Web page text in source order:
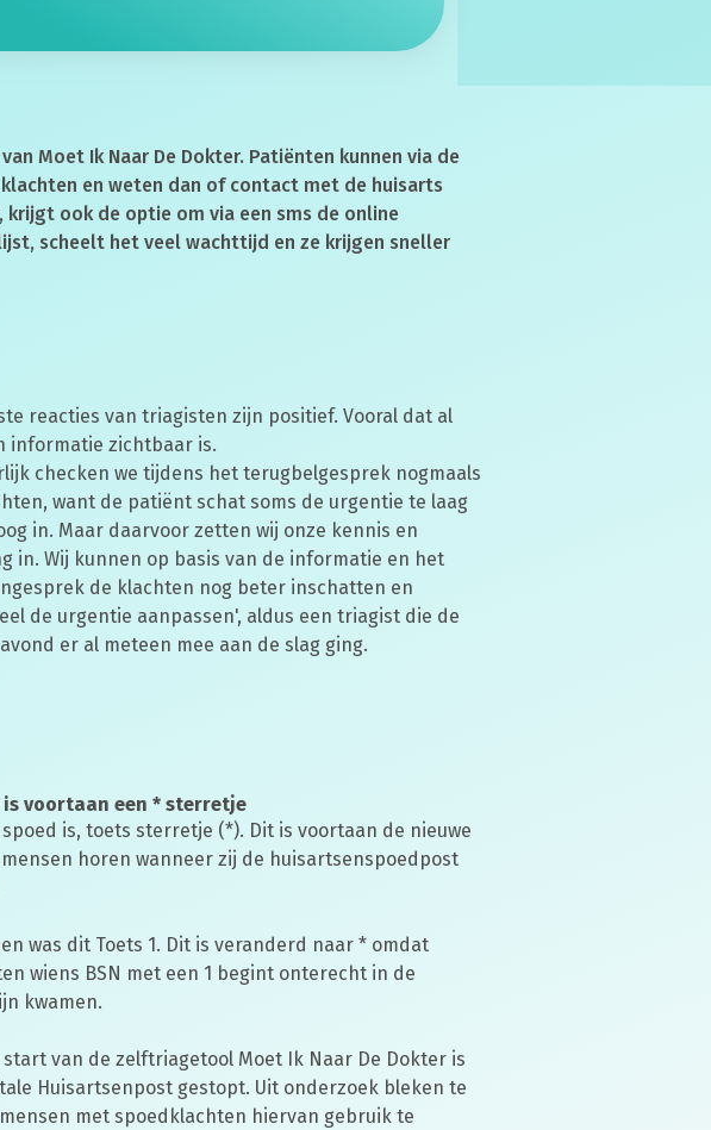
Moet Ik Naar De Dokter. Patiënten kunnen via de
en weten dan of contact met de huisarts
ook de optie om via een sms de online
scheelt het veel wachttijd en ze krijgen sneller
reacties van triagisten zijn positief. Vooral dat al
informatie zichtbaar is.
checken we tijdens het terugbelgesprek nogmaals
want de patiënt schat soms de urgentie te laag
in. Maar daarvoor zetten wij onze kennis en
in. Wij kunnen op basis van de informatie en het
de klachten nog beter inschatten en
de urgentie aanpassen', aldus een triagist die de
er al meteen mee aan de slag ging.
is voortaan een * sterretje
is, toets sterretje (*). Dit is voortaan de nieuwe
horen wanneer zij de huisartsenspoedpost
was dit Toets 1. Dit is veranderd naar * omdat
wiens BSN met een 1 begint onterecht in de
kwamen.
start van de zelftriagetool Moet Ik Naar De Dokter is
Huisartsenpost gestopt. Uit onderzoek bleken te
met spoedklachten hiervan gebruik te